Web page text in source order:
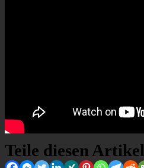
Teile diesen Artikel